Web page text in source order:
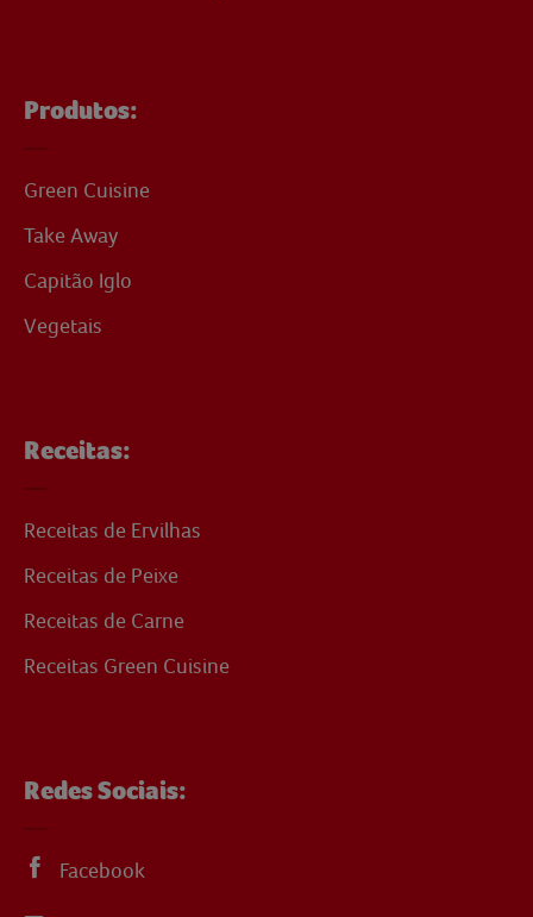
Produtos:
Green Cuisine
Take Away
Capitão Iglo
Vegetais
Receitas:
Receitas de Ervilhas
Receitas de Peixe
Receitas de Carne
Receitas Green Cuisine
Redes Sociais:
Facebook